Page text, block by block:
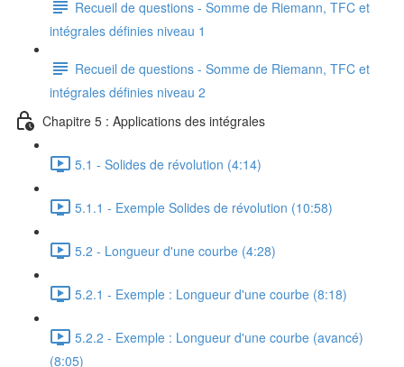
Recueil de questions - Somme de Riemann, TFC et
intégrales définies niveau 1
Recueil de questions - Somme de Riemann, TFC et
intégrales définies niveau 2
Chapitre 5 : Applications des intégrales
5.1 - Solides de révolution (4:14)
5.1.1 - Exemple Solides de révolution (10:58)
5.2 - Longueur d'une courbe (4:28)
5.2.1 - Exemple : Longueur d'une courbe (8:18)
5.2.2 - Exemple : Longueur d'une courbe (avancé)
(8:05)